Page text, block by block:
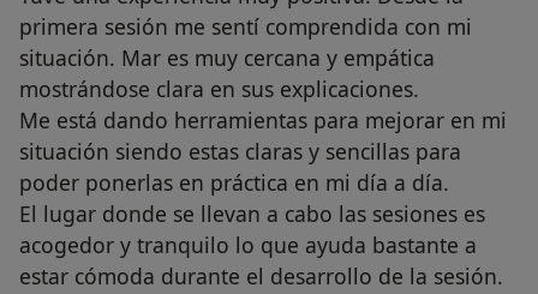
primera sesión me sentí comprendida con mi
situación. Mar es muy cercana y empática
mostrándose clara en sus explicaciones.
Me está dando herramientas para mejorar en mi
situación siendo estas claras y sencillas para
poder ponerlas en práctica en mi día a día.
El lugar donde se llevan a cabo las sesiones es
acogedor y tranquilo lo que ayuda bastante a
estar cómoda durante el desarrollo de la sesión.